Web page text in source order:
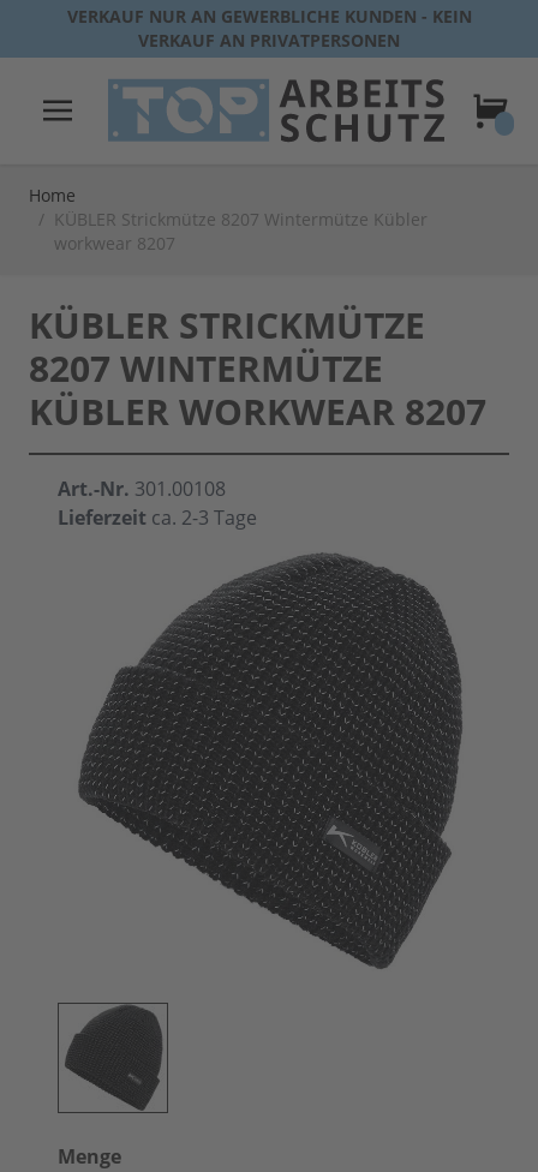
Direkt zum Inhalt
VERKAUF NUR AN GEWERBLICHE KUNDEN - KEIN
VERKAUF AN PRIVATPERSONEN
Home
/ KÜBLER Strickmütze 8207 Wintermütze Kübler
workwear 8207
KÜBLER STRICKMÜTZE
8207 WINTERMÜTZE
KÜBLER WORKWEAR 8207
Art.-Nr. 301.00108
Lieferzeit ca. 2-3 Tage
Menge